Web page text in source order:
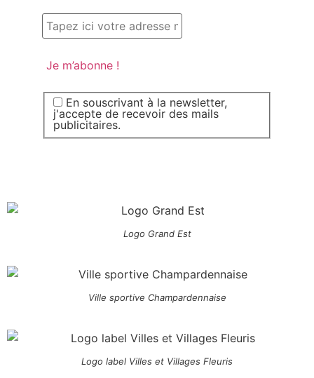
En souscrivant à la newsletter,
j'accepte de recevoir des mails
publicitaires.
Logo Grand Est
Ville sportive Champardennaise
Logo label Villes et Villages Fleuris